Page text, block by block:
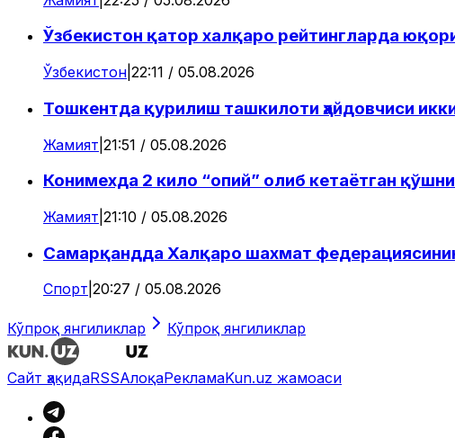
Ўзбекистон қатор халқаро рейтингларда
Ўзбекистон 22:11 / 05.08.2026
Тошкентда қурилиш ташкилоти ҳайдовчиси
Жамият 21:51 / 05.08.2026
Конимехда 2 кило “опий” олиб кетаётган
Жамият 21:10 / 05.08.2026
Самарқандда Халқаро шахмат
Спорт 20:27 / 05.08.2026
Кўпроқ янгиликлар Кўпроқ янгиликлар
Сайт ҳақидаRSSАлоқаРекламаKun.uz жамоаси